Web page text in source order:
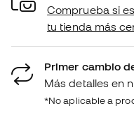
Comprueba si
tu tienda más
Primer cambio
Más detalles en
*No aplicable a